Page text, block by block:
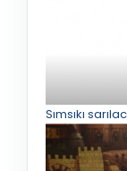
Sımsıkı